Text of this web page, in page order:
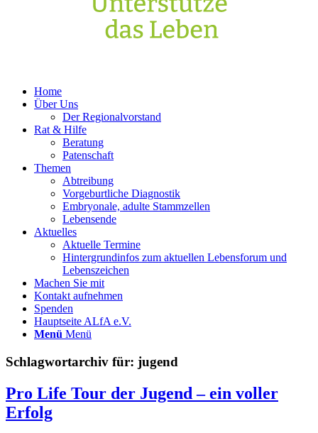
Home
Über Uns
Der Regionalvorstand
Rat & Hilfe
Beratung
Patenschaft
Themen
Abtreibung
Vorgeburtliche Diagnostik
Embryonale, adulte Stammzellen
Lebensende
Aktuelles
Aktuelle Termine
Hintergrundinfos zum aktuellen Lebensforum und
Lebenszeichen
Machen Sie mit
Kontakt aufnehmen
Spenden
Hauptseite ALfA e.V.
Menü Menü
Schlagwortarchiv für: jugend
Pro Life Tour der Jugend – ein voller
Erfolg